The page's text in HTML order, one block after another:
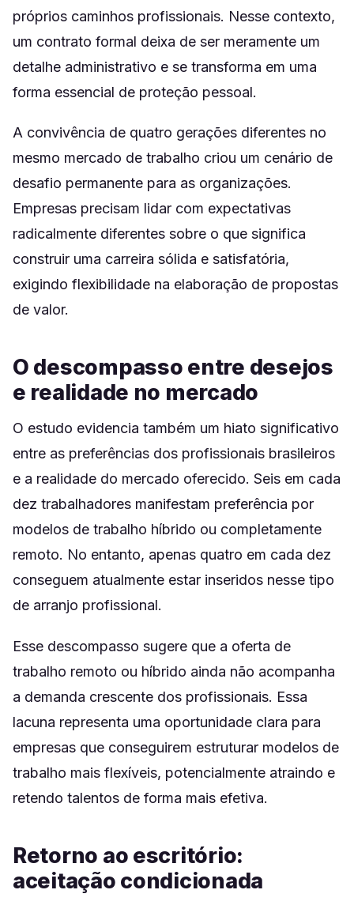
próprios caminhos profissionais. Nesse contexto,
um contrato formal deixa de ser meramente um
detalhe administrativo e se transforma em uma
forma essencial de proteção pessoal.
A convivência de quatro gerações diferentes no
mesmo mercado de trabalho criou um cenário de
desafio permanente para as organizações.
Empresas precisam lidar com expectativas
radicalmente diferentes sobre o que significa
construir uma carreira sólida e satisfatória,
exigindo flexibilidade na elaboração de propostas
de valor.
O descompasso entre desejos
e realidade no mercado
O estudo evidencia também um hiato significativo
entre as preferências dos profissionais brasileiros
e a realidade do mercado oferecido. Seis em cada
dez trabalhadores manifestam preferência por
modelos de trabalho híbrido ou completamente
remoto. No entanto, apenas quatro em cada dez
conseguem atualmente estar inseridos nesse tipo
de arranjo profissional.
Esse descompasso sugere que a oferta de
trabalho remoto ou híbrido ainda não acompanha
a demanda crescente dos profissionais. Essa
lacuna representa uma oportunidade clara para
empresas que conseguirem estruturar modelos de
trabalho mais flexíveis, potencialmente atraindo e
retendo talentos de forma mais efetiva.
Retorno ao escritório:
aceitação condicionada